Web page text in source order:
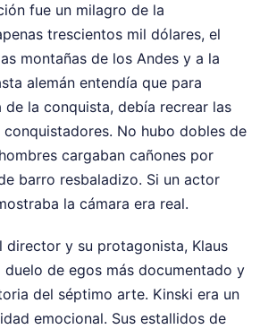
fue un milagro de la
trescientos mil dólares, el
montañas de los Andes y a la
alemán entendía que para
de la conquista, debía recrear las
No hubo dobles de
cargaban cañones por
barro resbaladizo. Si un actor
la cámara era real.
director y su protagonista, Klaus
duelo de egos más documentado y
del séptimo arte. Kinski era un
emocional. Sus estallidos de